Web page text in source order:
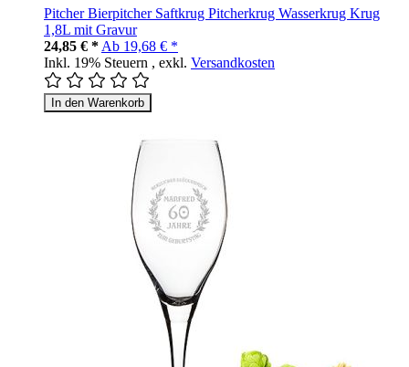
Pitcher Bierpitcher Saftkrug Pitcherkrug Wasserkrug Krug
1,8L mit Gravur
24,85 € * Ab 19,68 € *
Inkl. 19% Steuern , exkl. Versandkosten
In den Warenkorb